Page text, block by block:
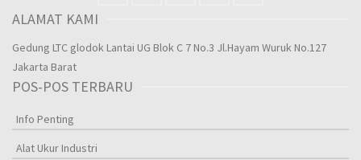
ALAMAT KAMI
Gedung LTC glodok Lantai UG Blok C 7 No.3 Jl.Hayam Wuruk No.127
Jakarta Barat
POS-POS TERBARU
Info Penting
Alat Ukur Industri